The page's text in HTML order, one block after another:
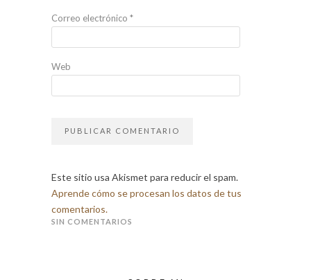
Correo electrónico *
Web
Este sitio usa Akismet para reducir el spam.
Aprende cómo se procesan los datos de tus
comentarios.
SIN COMENTARIOS